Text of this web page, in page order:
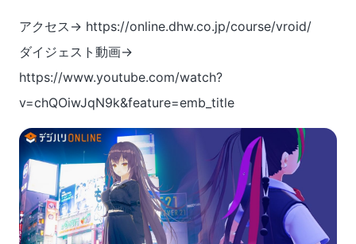
アクセス→ https://online.dhw.co.jp/course/vroid/
ダイジェスト動画→
https://www.youtube.com/watch?
v=chQOiwJqN9k&feature=emb_title